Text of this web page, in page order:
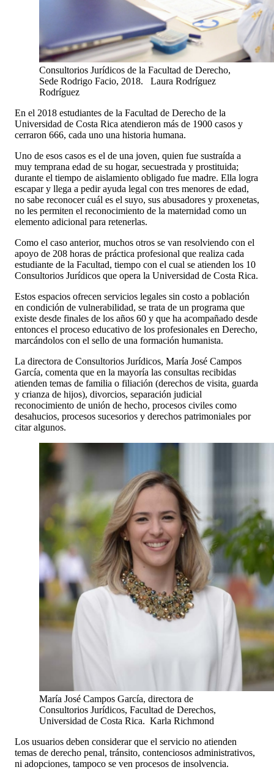
Consultorios Jurídicos de la Facultad de Derecho,
Sede Rodrigo Facio, 2018. Laura Rodríguez
Rodríguez
En el 2018 estudiantes de la Facultad de Derecho de la
Universidad de Costa Rica atendieron más de 1900 casos y
cerraron 666, cada uno una historia humana.
Uno de esos casos es el de una joven, quien fue sustraída a
muy temprana edad de su hogar, secuestrada y prostituida;
durante el tiempo de aislamiento obligado fue madre. Ella logra
escapar y llega a pedir ayuda legal con tres menores de edad,
no sabe reconocer cuál es el suyo, sus abusadores y proxenetas,
no les permiten el reconocimiento de la maternidad como un
elemento adicional para retenerlas.
Como el caso anterior, muchos otros se van resolviendo con el
apoyo de 208 horas de práctica profesional que realiza cada
estudiante de la Facultad, tiempo con el cual se atienden los 10
Consultorios Jurídicos que opera la Universidad de Costa Rica.
Estos espacios ofrecen servicios legales sin costo a población
en condición de vulnerabilidad, se trata de un programa que
existe desde finales de los años 60 y que ha acompañado desde
entonces el proceso educativo de los profesionales en Derecho,
marcándolos con el sello de una formación humanista.
La directora de Consultorios Jurídicos, María José Campos
García, comenta que en la mayoría las consultas recibidas
atienden temas de familia o filiación (derechos de visita, guarda
y crianza de hijos), divorcios, separación judicial
reconocimiento de unión de hecho, procesos civiles como
desahucios, procesos sucesorios y derechos patrimoniales por
citar algunos.
María José Campos García, directora de
Consultorios Jurídicos, Facultad de Derechos,
Universidad de Costa Rica. Karla Richmond
Los usuarios deben considerar que el servicio no atienden
temas de derecho penal, tránsito, contenciosos administrativos,
ni adopciones, tampoco se ven procesos de insolvencia.